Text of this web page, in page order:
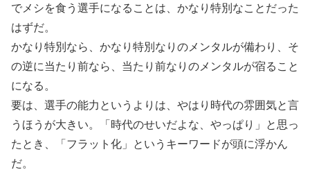
でメシを食う選手になることは、かなり特別なことだった
はずだ。
かなり特別なら、かなり特別なりのメンタルが備わり、そ
の逆に当たり前なら、当たり前なりのメンタルが宿ること
になる。
要は、選手の能力というよりは、やはり時代の雰囲気と言
うほうが大きい。「時代のせいだよな、やっぱり」と思っ
たとき、「フラット化」というキーワードが頭に浮かん
だ。